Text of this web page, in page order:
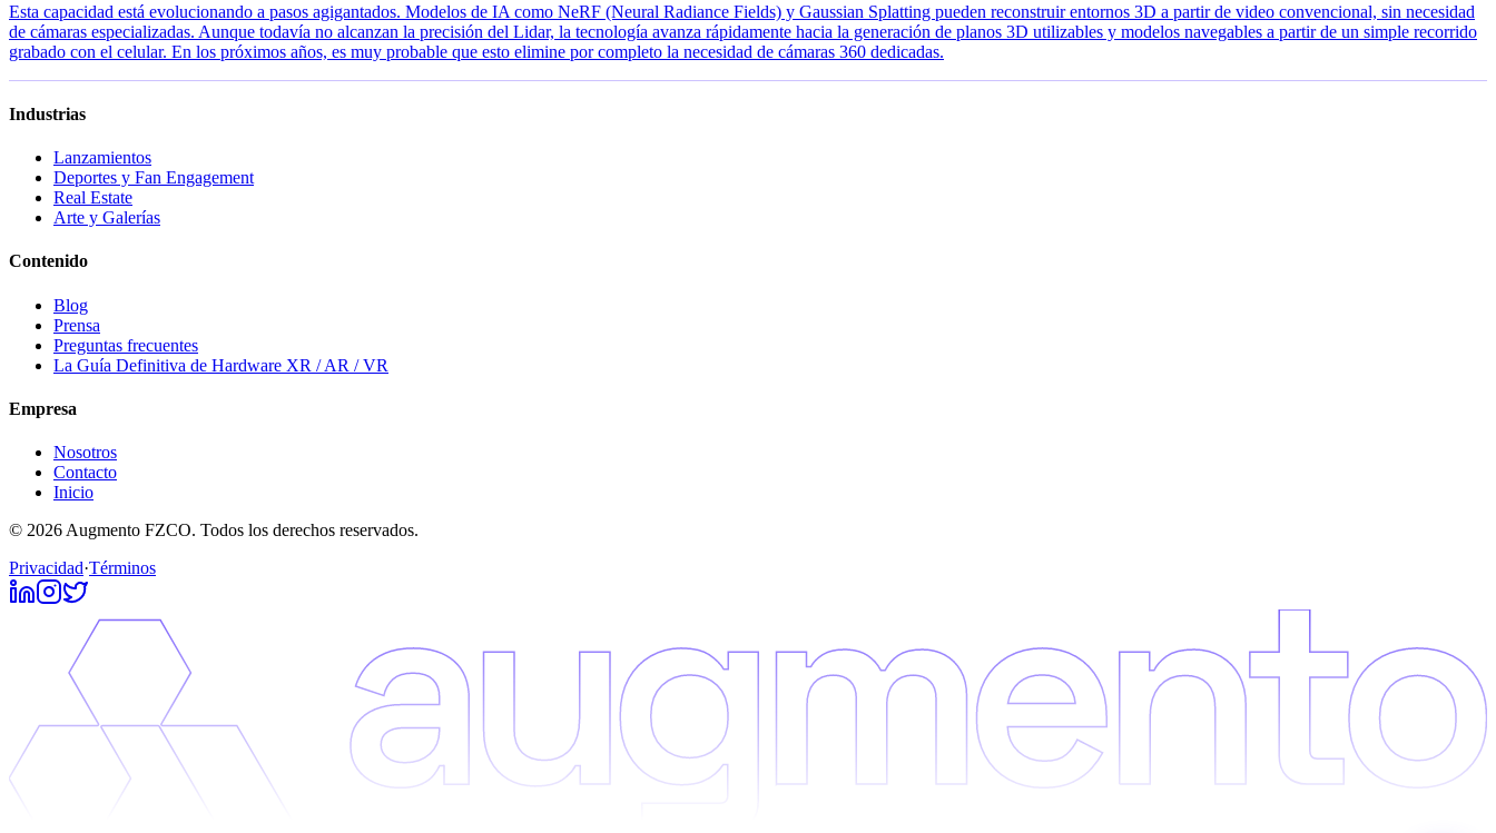
Esta capacidad está evolucionando a pasos agigantados. Modelos de IA como NeRF (Neural Radiance Fields) y Gaussian Splatting pueden reconstruir entornos 3D a partir de video convencional, sin necesidad
de cámaras especializadas. Aunque todavía no alcanzan la precisión del Lidar, la tecnología avanza rápidamente hacia la generación de planos 3D utilizables y modelos navegables a partir de un simple recorrido
grabado con el celular. En los próximos años, es muy probable que esto elimine por completo la necesidad de cámaras 360 dedicadas.
Industrias
Lanzamientos
Deportes y Fan Engagement
Real Estate
Arte y Galerías
Contenido
Blog
Prensa
Preguntas frecuentes
La Guía Definitiva de Hardware XR / AR / VR
Empresa
Nosotros
Contacto
Inicio
© 2026 Augmento FZCO. Todos los derechos reservados.
Privacidad·Términos